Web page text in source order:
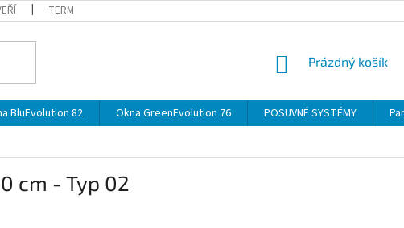
TERMÍNY
NÁKUPNÍ
Prázdný košík
BluEvolution 82 Okna GreenEvolution 76 POSUVNÉ SYSTÉMY
cm - Typ 02